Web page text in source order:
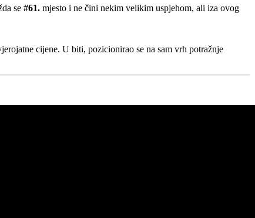
se #61. mjesto i ne čini nekim velikim uspjehom, ali iza ovog
cijene. U biti, pozicionirao se na sam vrh potražnje